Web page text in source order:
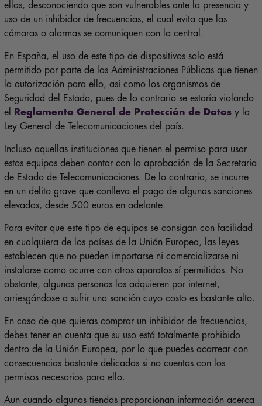
ellas, desconociendo que son vulnerables ante la presencia y
uso de un inhibidor de frecuencias, el cual evita que las
cámaras o alarmas se comuniquen con la central.
En España, el uso de este tipo de dispositivos solo está
permitido por parte de las Administraciones Públicas que tienen
la autorización para ello, así como los organismos de
Seguridad del Estado, pues de lo contrario se estaría violando
el
Reglamento General de Protección de Datosy la
Ley General de Telecomunicaciones del país.
Incluso aquellas instituciones que tienen el permiso para usar
estos equipos deben contar con la aprobación de la Secretaría
de Estado de Telecomunicaciones. De lo contrario, se incurre
en un delito grave que conlleva el pago de algunas sanciones
elevadas, desde 500 euros en adelante.
Para evitar que este tipo de equipos se consigan con facilidad
en cualquiera de los países de la Unión Europea, las leyes
establecen que no pueden importarse ni comercializarse ni
instalarse como ocurre con otros aparatos sí permitidos. No
obstante, algunas personas los adquieren por internet,
arriesgándose a sufrir una sanción cuyo costo es bastante alto.
En caso de que quieras comprar un inhibidor de frecuencias,
debes tener en cuenta que su uso está totalmente prohibido
dentro de la Unión Europea, por lo que puedes acarrear con
consecuencias bastante delicadas si no cuentas con los
permisos necesarios para ello.
Aun cuando algunas tiendas proporcionan información acerca